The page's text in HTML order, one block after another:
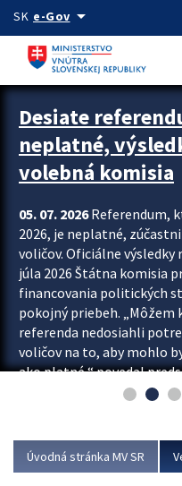
Preskocit na hlavný obsah
SK e-Govarrow_drop_down
Zastavit automatický posun
Desiate
neplatné,
volebná komisia
05. 07. 2026Referendum,
2026, je neplatné,
voličov. Oficiálne výsledky
júla 2026 Štátna komisia
financovania politických
pokojný priebeh.
referenda nedosiahli
voličov na to, aby mohlo
ako platné,“ povedal
a kontrolu financovania
Úvodná stránka MV SR